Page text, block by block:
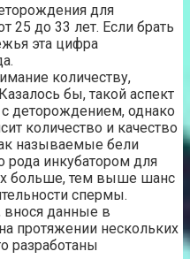
для
25 до 33 лет. Если брать
эта цифра
количеству,
бы, такой аспект
деторождением, однако
количество и качество
называемые бели
рода инкубатором для
больше, тем выше шанс
спермы.
данные в
протяжении нескольких
разработаны